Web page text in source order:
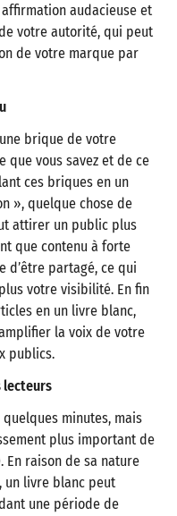
affirmation audacieuse et
votre autorité, qui peut
de votre marque par
brique de votre
que vous savez et de ce
ces briques en un
», quelque chose de
attirer un public plus
que contenu à forte
d’être partagé, ce qui
votre visibilité. En fin
en un livre blanc,
la voix de votre
publics.
lecteurs
minutes, mais
plus important de
raison de sa nature
livre blanc peut
une période de